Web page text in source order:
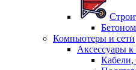
Компьютеры и сети
Аксессуары
Кабели,